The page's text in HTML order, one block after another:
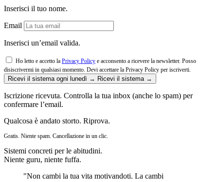
Inserisci il tuo nome.
Email
Inserisci un’email valida.
Ho letto e accetto la Privacy Policy e acconsento a ricevere la newsletter. Posso
disiscrivermi in qualsiasi momento. Devi accettare la Privacy Policy per iscriverti.
Ricevi il sistema ogni lunedì → Ricevi il sistema →
Iscrizione ricevuta. Controlla la tua inbox (anche lo spam) per
confermare l’email.
Qualcosa è andato storto. Riprova.
Gratis. Niente spam. Cancellazione in un clic.
Sistemi concreti per le abitudini.
Niente guru, niente fuffa.
"Non cambi la tua vita motivandoti. La cambi